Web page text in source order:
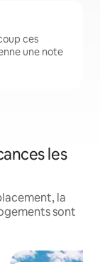
ces
une note
les
la
sont